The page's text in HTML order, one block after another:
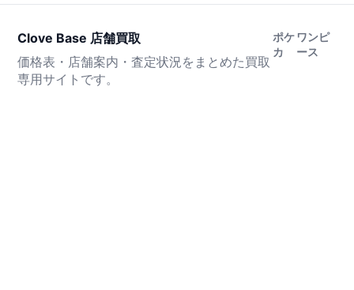
Clove Base 店舗買取
価格表・店舗案内・査定状況をまとめた買取
専用サイトです。
ポケ
カ
ワンピ
ース